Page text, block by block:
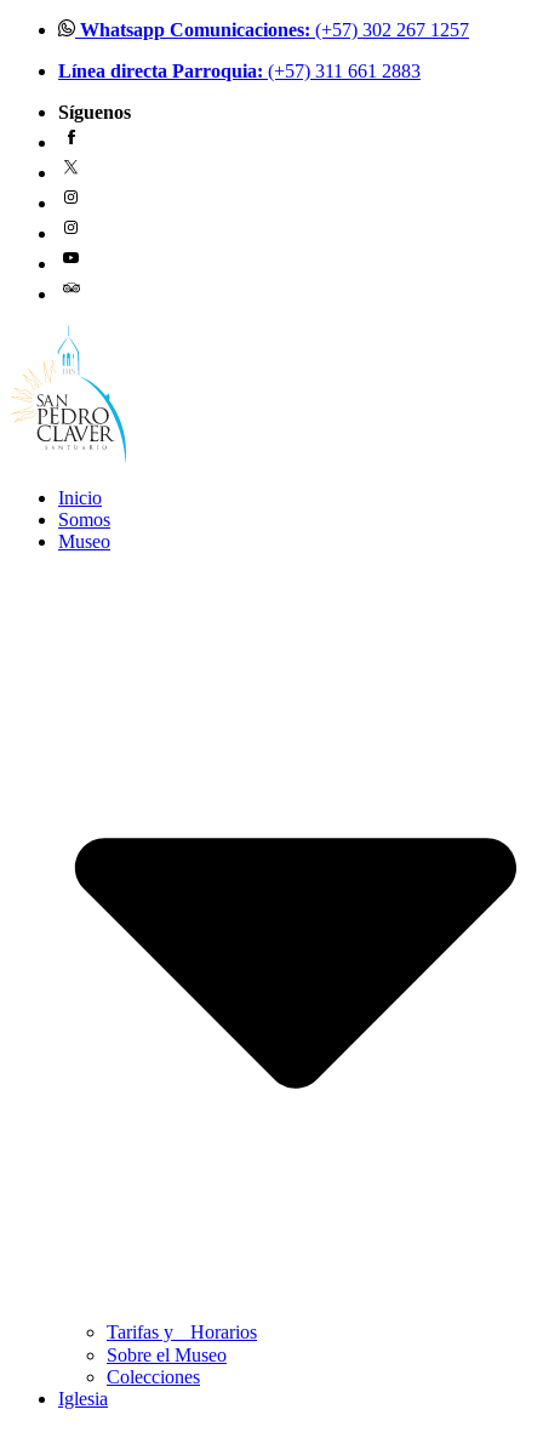
contenido
Whatsapp Comunicaciones: (+57) 302 267 1257
Línea directa Parroquia: (+57) 311 661 2883
Síguenos
Inicio
Somos
Museo
Tarifas y Horarios
Sobre el Museo
Colecciones
Iglesia